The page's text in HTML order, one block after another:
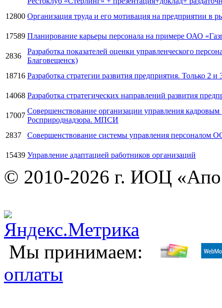
12800 Организация труда и его мотивация на предприятии в
17589 Планирование карьеры персонала на примере ОАО
2836
Разработка показателей оценки управленческого
Благовещенск)
18716 Разработка стратегии развития предприятия. Только 2
14068 Разработка стратегических направлений развития
17007
Совершенствование организации управления
Росприроднадзора. МПСИ
2837
Совершенствование системы управления персоналом
15439 Управление адаптацией работников организаций
© 2010-2026 г. ИОЦ
Мы принимаем:
оплаты